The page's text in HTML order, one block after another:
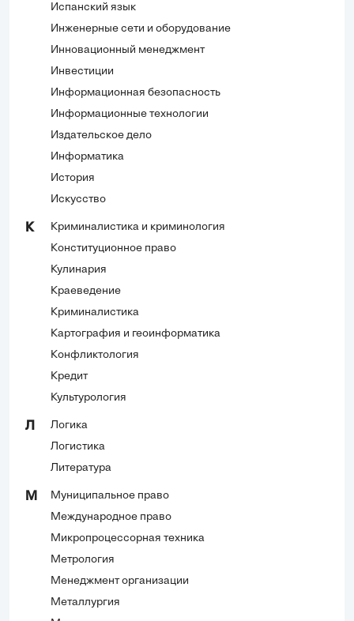
Испанский язык
Инженерные сети и оборудование
Инновационный менеджмент
Инвестиции
Информационная безопасность
Информационные технологии
Издательское дело
Информатика
История
Искусство
К
Криминалистика и криминология
Конституционное право
Кулинария
Краеведение
Криминалистика
Картография и геоинформатика
Конфликтология
Кредит
Культурология
Л
Логика
Логистика
Литература
М
Муниципальное право
Международное право
Микропроцессорная техника
Метрология
Менеджмент организации
Металлургия